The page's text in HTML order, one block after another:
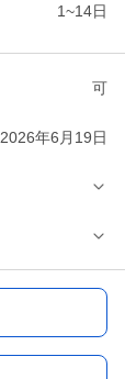
1~14日
可
2026年6月19日